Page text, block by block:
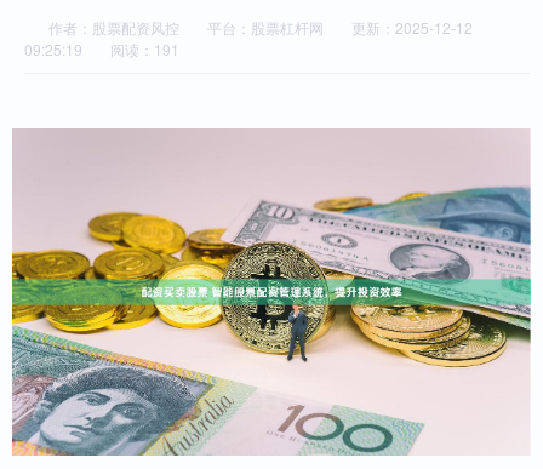
作者：股票配资风控 平台：股票杠杆网
更新：2025-12-12
09:25:19
阅读：191